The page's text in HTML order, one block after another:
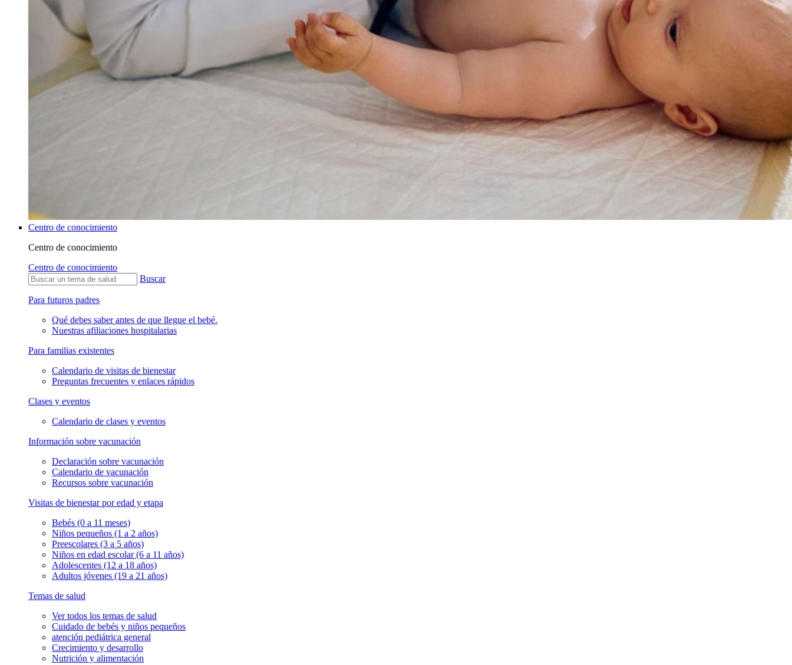
Centro de conocimiento
Centro de conocimiento
Centro de conocimiento
Buscar
Para futuros padres
Qué debes saber antes de que llegue el bebé.
Nuestras afiliaciones hospitalarias
Para familias existentes
Calendario de visitas de bienestar
Preguntas frecuentes y enlaces rápidos
Clases y eventos
Calendario de clases y eventos
Información sobre vacunación
Declaración sobre vacunación
Calendario de vacunación
Recursos sobre vacunación
Visitas de bienestar por edad y etapa
Bebés (0 a 11 meses)
Niños pequeños (1 a 2 años)
Preescolares (3 a 5 años)
Niños en edad escolar (6 a 11 años)
Adolescentes (12 a 18 años)
Adultos jóvenes (19 a 21 años)
Temas de salud
Ver todos los temas de salud
Cuidado de bebés y niños pequeños
atención pediátrica general
Crecimiento y desarrollo
Nutrición y alimentación